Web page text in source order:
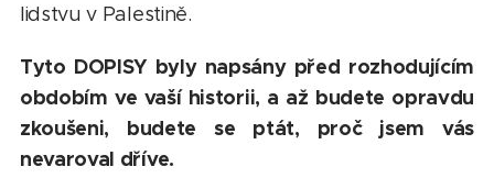
lidstvu v Palestině.
Tyto DOPISY byly napsány před rozhodujícím
obdobím ve vaší historii, a až budete opravdu
zkoušeni, budete se ptát, proč jsem vás
nevaroval dříve.